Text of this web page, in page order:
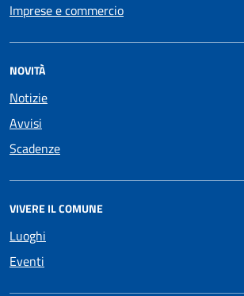
Imprese e commercio
NOVITÀ
Notizie
Avvisi
Scadenze
VIVERE IL COMUNE
Luoghi
Eventi